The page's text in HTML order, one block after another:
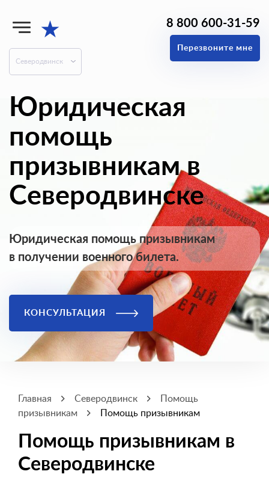
★
Северодвинск
8 800 600-31-59
Перезвоните мне
Юридическая
помощь
призывникам в
Северодвинске
Юридическая помощь призывникам
в получении военного билета.
КОНСУЛЬТАЦИЯ
Главная Северодвинск
Помощь
призывникам
Помощь призывникам
Помощь призывникам в
Северодвинске